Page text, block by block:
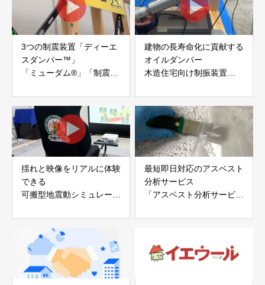
3つの制震装置「ディーエ
スダンパー™」
「ミューダム®」「制震テ
アイディールブレーン株式
会社
建物の長寿命化に貢献する
オイルダンパー
木造住宅向け制振装置
株式会社evoltz
揺れと映像をリアルに体験
できる
可搬型地震動シミュレータ
白山工業株式会社
最短即日対応のアスベスト
分析サービス
「アスベスト分析サービ